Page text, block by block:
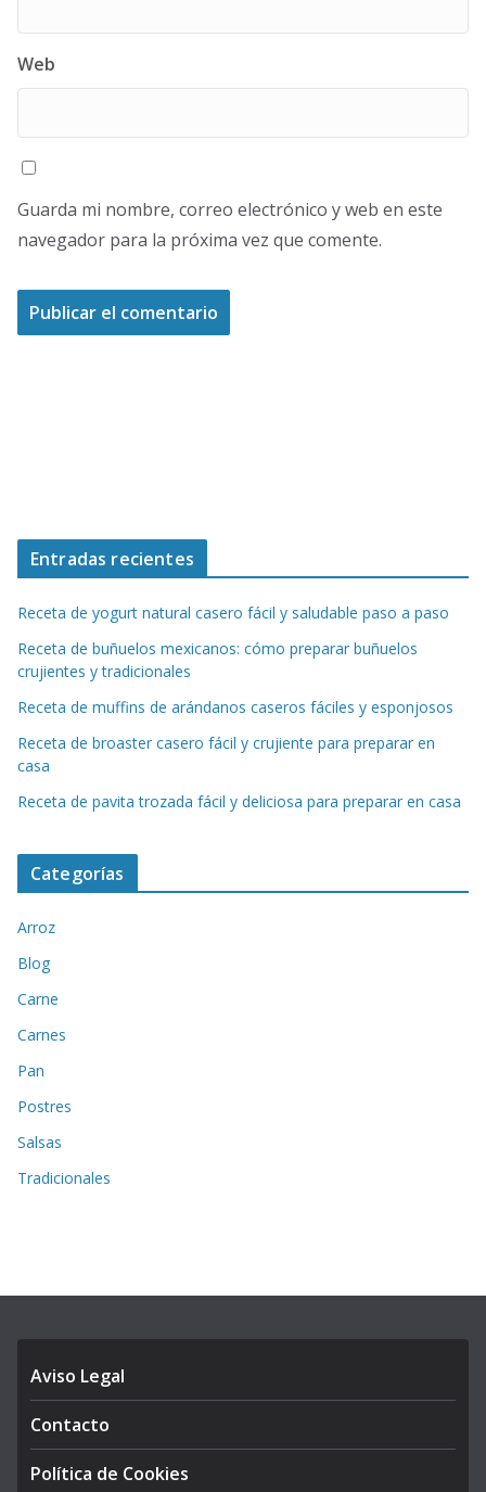
Web
Guarda mi nombre, correo electrónico y web en este
navegador para la próxima vez que comente.
Entradas recientes
Receta de yogurt natural casero fácil y saludable paso a paso
Receta de buñuelos mexicanos: cómo preparar buñuelos
crujientes y tradicionales
Receta de muffins de arándanos caseros fáciles y esponjosos
Receta de broaster casero fácil y crujiente para preparar en
casa
Receta de pavita trozada fácil y deliciosa para preparar en casa
Categorías
Arroz
Blog
Carne
Carnes
Pan
Postres
Salsas
Tradicionales
Aviso Legal
Contacto
Política de Cookies